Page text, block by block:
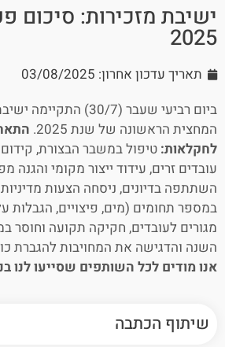
ישיבת מזכירות: סיכום
2025
תאריך עדכון אחרון: 03/08/2025
ביום רביעי שעבר
המחצית הראשונה של שנת 2025.
לחקלאות: טיפול במשבר הבצורת,
עובדים זרים, עידוד ייצור מקומי
השתתפה בדיונים, ניסחה הצעות
במספר תחומים (מים, פיצויים, הגבלות
מגורים לעובדים, חקיקה תקועה וחוסר
השנה והדגישה את המחויבות להגברת
אנו מודים לכל השותפים שסייעו לנו
שיתוף הכתבה